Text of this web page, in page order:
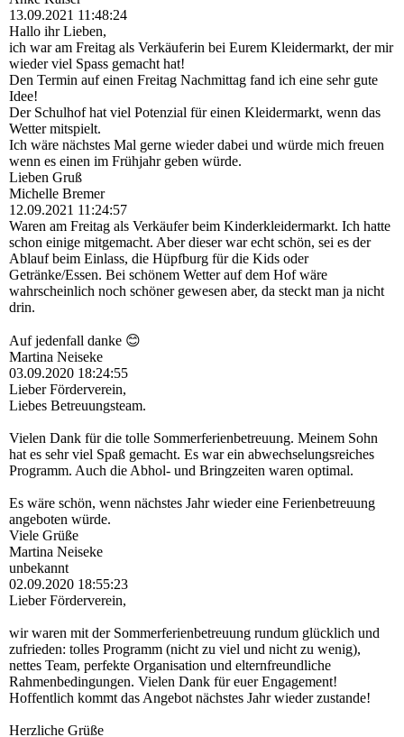
13.09.2021 11:48:24
Hallo ihr Lieben,
ich war am Freitag als Verkäuferin bei Eurem Kleidermarkt, der mir
wieder viel Spass gemacht hat!
Den Termin auf einen Freitag Nachmittag fand ich eine sehr gute
Idee!
Der Schulhof hat viel Potenzial für einen Kleidermarkt, wenn das
Wetter mitspielt.
Ich wäre nächstes Mal gerne wieder dabei und würde mich freuen
wenn es einen im Frühjahr geben würde.
Lieben Gruß
Michelle Bremer
12.09.2021 11:24:57
Waren am Freitag als Verkäufer beim Kinderkleidermarkt. Ich hatte
schon einige mitgemacht. Aber dieser war echt schön, sei es der
Ablauf beim Einlass, die Hüpfburg für die Kids oder
Getränke/Essen. Bei schönem Wetter auf dem Hof wäre
wahrscheinlich noch schöner gewesen aber, da steckt man ja nicht
drin.
Auf jedenfall danke 😊
Martina Neiseke
03.09.2020 18:24:55
Lieber Förderverein,
Liebes Betreuungsteam.
Vielen Dank für die tolle Sommerferienbetreuung. Meinem Sohn
hat es sehr viel Spaß gemacht. Es war ein abwechselungsreiches
Programm. Auch die Abhol- und Bringzeiten waren optimal.
Es wäre schön, wenn nächstes Jahr wieder eine Ferienbetreuung
angeboten würde.
Viele Grüße
Martina Neiseke
unbekannt
02.09.2020 18:55:23
Lieber Förderverein,
wir waren mit der Sommerferienbetreuung rundum glücklich und
zufrieden: tolles Programm (nicht zu viel und nicht zu wenig),
nettes Team, perfekte Organisation und elternfreundliche
Rahmenbedingungen. Vielen Dank für euer Engagement!
Hoffentlich kommt das Angebot nächstes Jahr wieder zustande!
Herzliche Grüße